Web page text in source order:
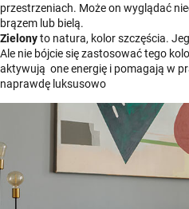
przestrzeniach. Może on wyglądać
brązem lub bielą.
Zielonyto natura, kolor szczęścia.
Ale nie bójcie się zastosować tego
aktywują one energię i pomagają w
naprawdę luksusowo